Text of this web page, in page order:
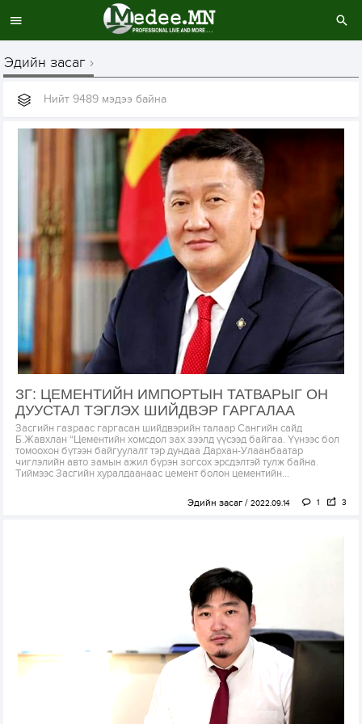
Эдийн засаг
Нийт 9489 мэдээ байна
ЗГ: ЦЕМЕНТИЙН ИМПОРТЫН ТАТВАРЫГ ОН
ДУУСТАЛ ТЭГЛЭХ ШИЙДВЭР ГАРГАЛАА
Засгийн газраас гаргасан шийдвэрийн талаар Сангийн сайд
Б.Жавхлан “Цементийн хомсдол зах зээлд үүсээд байгаа. Үүнээс бол
томоохон бүтээн байгуулалт тэр дундаа Дархан-Улаанбаатар
чиглэлийн авто замын ажил бүрэн зогсох эрсдэлтэй тулж байна.
Тиймээс Засгийн хуралдаанаас цемент болон цементийн...
Эдийн засаг 2022.09.14 1 3